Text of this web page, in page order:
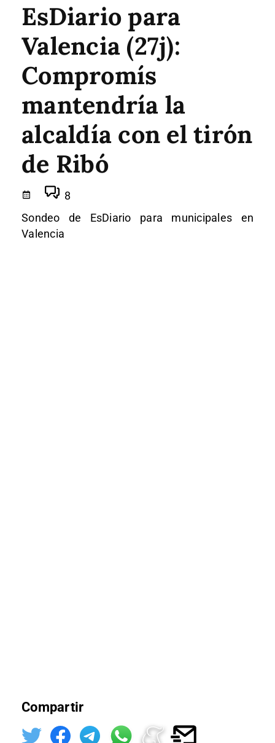
EsDiario para
Valencia (27j):
Compromís
mantendría la
alcaldía con el tirón
de Ribó
8
Sondeo de EsDiario para municipales en
Valencia
Compartir